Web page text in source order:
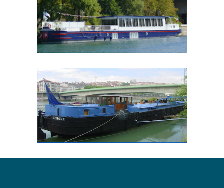
FREYCINET/LYON
BALTHAZAR
FREYCINET/LYON